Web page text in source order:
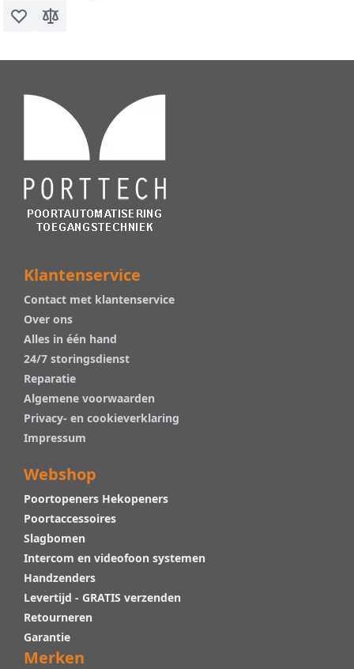
Voeg toe aan verlanglijst
Toevoegen om te vergelijken
Klantenservice
Contact met klantenservice
Over ons
Alles in één hand
24/7 storingsdienst
Reparatie
Algemene voorwaarden
Privacy- en cookieverklaring
Impressum
Webshop
Poortopeners Hekopeners
Poortaccessoires
Slagbomen
Intercom en videofoon systemen
Handzenders
Levertijd - GRATIS verzenden
Retourneren
Garantie
Merken